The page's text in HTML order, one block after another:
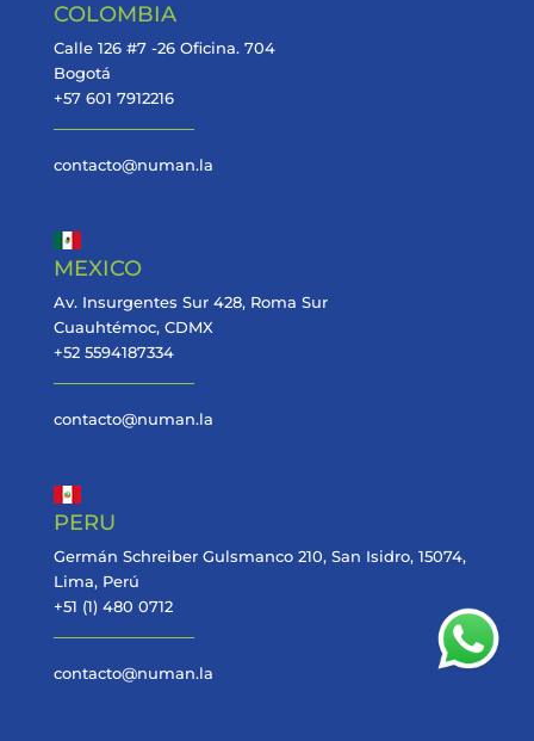
COLOMBIA
Calle 126 #7 -26 Oficina. 704
Bogotá
+57 601 7912216
contacto@numan.la
MEXICO
Av. Insurgentes Sur 428, Roma Sur
Cuauhtémoc, CDMX
+52 5594187334
contacto@numan.la
PERU
Germán Schreiber Gulsmanco 210, San Isidro, 15074,
Lima, Perú
+51 (1) 480 0712
contacto@numan.la